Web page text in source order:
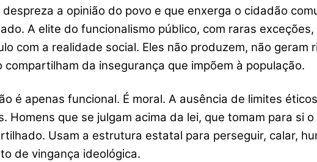
a opinião do povo e que enxerga o cidadão
A elite do funcionalismo público, com raras
com a realidade social. Eles não produzem, não geram
da insegurança que impõem à população.
é apenas funcional. É moral. A ausência de limites
Homens que se julgam acima da lei, que tomam para si
Usam a estrutura estatal para perseguir, calar,
de vingança ideológica.